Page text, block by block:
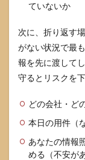
ていないか
次に、折り返す
がない状況で最
報を先に渡して
守るとリスクを
どの会社・ど
本日の用件（
あなたの情報
める（不安が